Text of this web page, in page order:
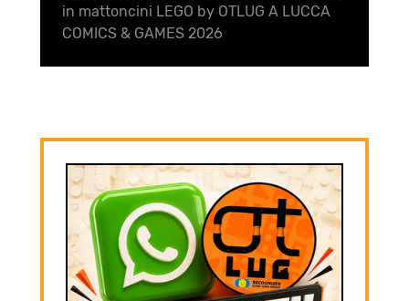
in mattoncini LEGO by OTLUG A LUCCA
COMICS & GAMES 2026